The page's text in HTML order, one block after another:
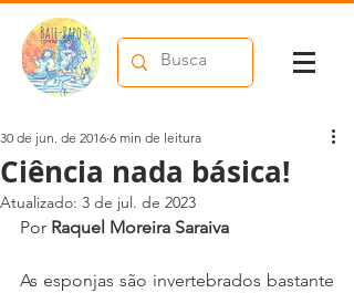
Ciência nada básica!
30 de jun. de 2016 6 min de leitura
Atualizado: 3 de jul. de 2023
Por Raquel Moreira Saraiva
As esponjas são invertebrados bastante